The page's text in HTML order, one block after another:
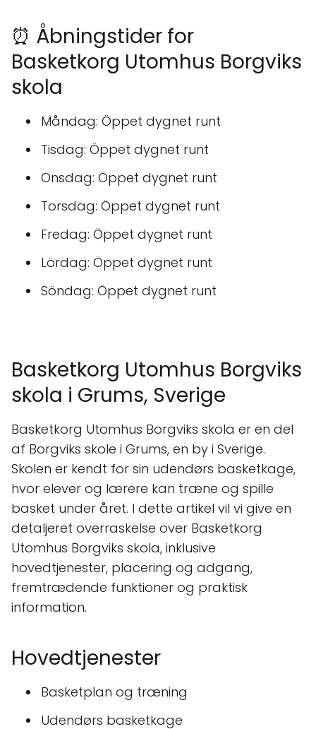
⏰ Åbningstider for
Basketkorg Utomhus Borgviks
skola
Måndag: Öppet dygnet runt
Tisdag: Öppet dygnet runt
Onsdag: Öppet dygnet runt
Torsdag: Öppet dygnet runt
Fredag: Öppet dygnet runt
Lördag: Öppet dygnet runt
Söndag: Öppet dygnet runt
Basketkorg Utomhus Borgviks
skola i Grums, Sverige
Basketkorg Utomhus Borgviks skola er en del
af Borgviks skole i Grums, en by i Sverige.
Skolen er kendt for sin udendørs basketkage,
hvor elever og lærere kan træne og spille
basket under året. I dette artikel vil vi give en
detaljeret overraskelse over Basketkorg
Utomhus Borgviks skola, inklusive
hovedtjenester, placering og adgang,
fremtrædende funktioner og praktisk
information.
Hovedtjenester
Basketplan og træning
Udendørs basketkage